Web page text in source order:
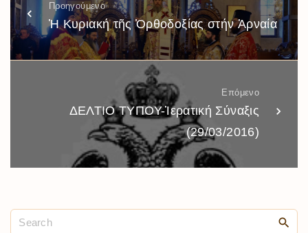
Προηγούμενο
Ἡ Κυριακή τῆς Ὀρθοδοξίας στήν Ἀρναία
Επόμενο
ΔΕΛΤΙΟ ΤΥΠΟΥ-Ἱερατική Σύναξις
(29/03/2016)